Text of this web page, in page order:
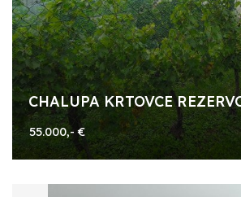
CHALUPA KRTOVCE
55.000,- €